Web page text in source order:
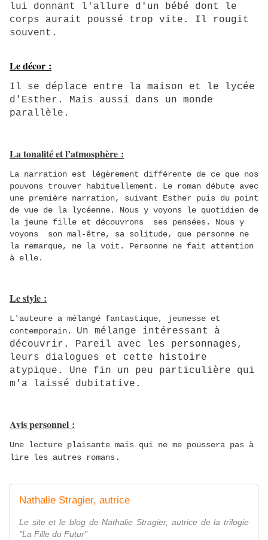
lui donnant l'allure d'un bébé dont le
corps aurait poussé trop vite. Il rougit
souvent.
Le décor :
Il se déplace entre la maison et le lycée
d'Esther. Mais aussi dans un monde
parallèle.
La tonalité et l’atmosphère :
La narration est légèrement différente de ce que nos
pouvons trouver habituellement. Le roman débute avec
une première narration, suivant Esther puis du point
de vue de la lycéenne.
Nous y voyons le quotidien de
la jeune fille et découvrons ses pensées. Nous y
voyons son mal-être, sa solitude, que personne ne
la remarque, ne la voit. Personne ne fait attention
à elle.
Le style :
L'auteure a mélangé fantastique, jeunesse et
contemporain. Un mélange intéressant à
découvrir. Pareil avec les personnages,
leurs dialogues et cette histoire
atypique. Une fin un peu particulière qui
m'a laissé dubitative.
Avis personnel :
Une lecture plaisante mais qui ne me poussera pas à
lire les autres romans.
Nathalie Stragier, autrice
Le site et le blog de Nathalie Stragier, autrice de la trilogie
"La Fille du Futur"